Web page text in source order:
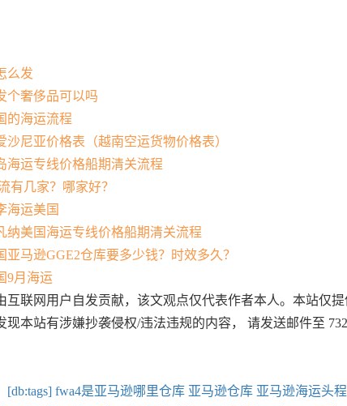
么发
个奢侈品可以吗
的海运流程
沙尼亚价格表（越南空运货物价格表）
海运专线价格船期清关流程
有几家？哪家好？
海运美国
纳美国海运专线价格船期清关流程
亚马逊GGE2仓库要多少钱？时效多久？
9月海运
互联网用户自发贡献，该文观点仅代表作者本人。本站仅
现本站有涉嫌抄袭侵权/违法违规的内容， 请发送邮件至
[db:tags] fwa4是亚马逊哪里仓库 亚马逊仓库 亚马逊海运头程